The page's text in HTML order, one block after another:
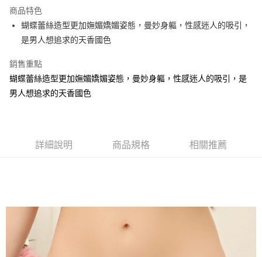
Apple Pay
街口支付
悠遊付
AFTEE先享後付
１．簡單：不需註冊會員、不需綁卡、不需儲值。
結帳頁面，進行簡訊認證並確認金額後，即可完成結帳。
２．訂單成立數日內，您將收到繳費通知簡訊。
３．收到繳費通知簡訊後14天內，點擊此簡訊中的連結，可透過四大超商／
ATM／網路銀行／等多元方式進行付款，方視為交易完成。
※ 請注意：結帳手續完成當下不需立刻繳費，但若您需要取消訂單，請聯絡
運送方式
付款後全家取貨
每筆NT$80，滿NT$899(含以上)免運費
7-11付款取貨
商品特色
蝴蝶蕾絲造型更加嫵媚嬌媚姿態，曼妙身軀，性感迷人的吸引，
是男人想追求的天香國色
銷售重點
蝴蝶蕾絲造型更加嫵媚嬌媚姿態，曼妙身軀，性感迷人的吸引，是
男人想追求的天香國色
詳細說明 商品規格 相關推薦